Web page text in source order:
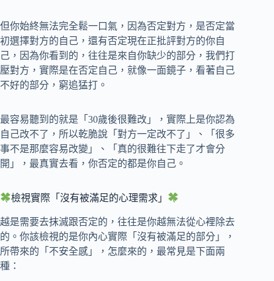
但你始終無法完全鬆一口氣，因為否定對方，是否定當
初選擇對方的自己，還有否定現在正批評對方的你自
己，因為你看到的，往往是來自你缺少的部分，我們打
壓對方，實際是在否定自己，就像一面鏡子，看著自己
不好的部分，窮追猛打。
最容易聽到的就是「30歲後很難改」，實際上是你認為
自己改不了，所以乾脆說「對方一定改不了」、「很多
事不是那麼容易改變」、「真的很難往下走了才會分
開」，最真實去看，你否定的都是你自己。
檢視實際「沒有被滿足的心理需求」
越是需要去抹滅跟否定的，往往是你越無法從心裡除去
的。你該檢視的是你內心實際「沒有被滿足的部分」，
所帶來的「不安全感」，怎麼來的，最常見是下面兩
種：